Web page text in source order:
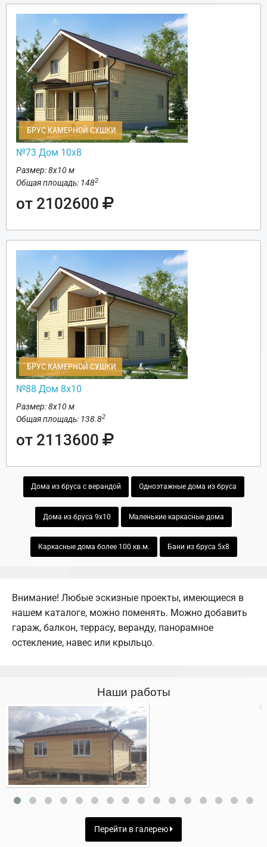
БРУС КАМЕРНОЙ СУШКИ
№73 Дом 10х8
Размер: 8х10 м
Общая площадь: 1482
от 2102600
БРУС КАМЕРНОЙ СУШКИ
№88 Дом 8х10
Размер: 8х10 м
Общая площадь: 138.82
от 2113600
Дома из бруса с верандой Одноэтажные дома из бруса
Дома из бруса 9х10 Маленькие каркасные дома
Каркасные дома более 100 кв.м. Бани из бруса 5х8
Внимание! Любые эскизные проекты, имеющиеся в
нашем каталоге, можно поменять. Можно добавить
гараж, балкон, террасу, веранду, панорамное
остекление, навес или крыльцо.
Наши работы
Перейти в галерею